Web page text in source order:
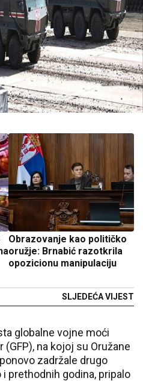
Obrazovanje kao političko
oružje: Brnabić razotkrila
opozicionu manipulaciju
SLJEDEĆA VIJEST
globalne vojne moći
na kojoj su Oružane
zadržale drugo
prethodnih godina, pripalo